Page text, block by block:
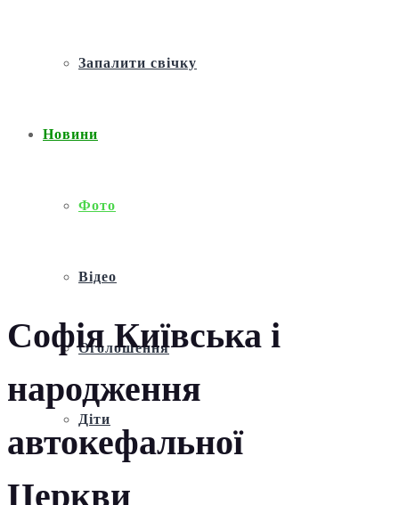
Запалити свічку
Новини
Фото
Відео
Оголошення
Діти
Софія Київська і
народження
автокефальної
Церкви